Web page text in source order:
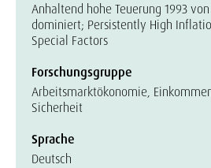
Anhaltend hohe Teuerung 1993
dominiert; Persistently High
Special Factors
Forschungsgruppe
Arbeitsmarktökonomie,
Sicherheit
Sprache
Deutsch